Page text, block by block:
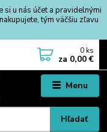
si u nás účet a pravidelnými
tým väčšiu zľavu
Menu
Hľadať
0 ks
za 0,00 €